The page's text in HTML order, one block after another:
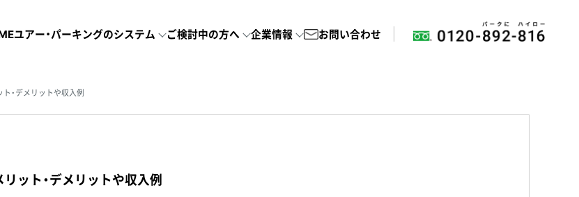
ユアー・パーキングのシステム ご検討中の方へ 企業情報 お問い合わせ
・デメリットや収入例
ット・デメリットや収入例